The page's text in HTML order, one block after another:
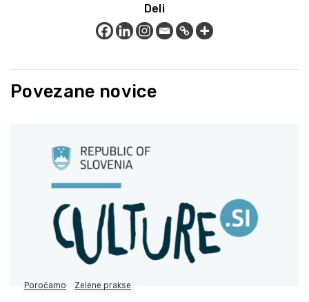
Deli
Povezane novice
Poročamo Zelene prakse